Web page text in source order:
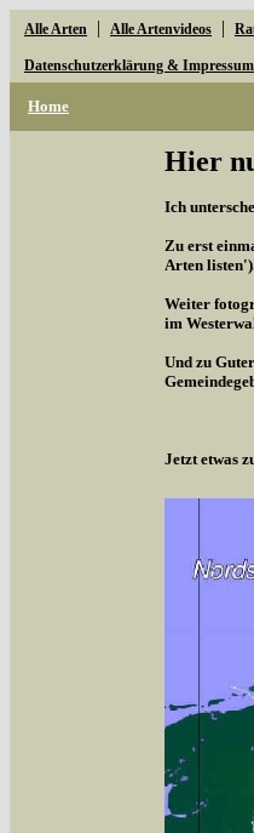
Alle Arten | Alle Artenvideos |
Datenschutzerklärung & Impressum
Home
Hier
Ich
Zu erst
Arten
Weiter
im
Und zu
Jetzt etwas